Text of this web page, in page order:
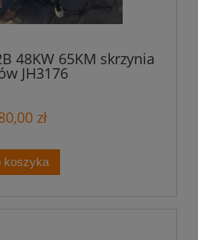
48KW 65KM skrzynia
JH3176
zł
koszyka